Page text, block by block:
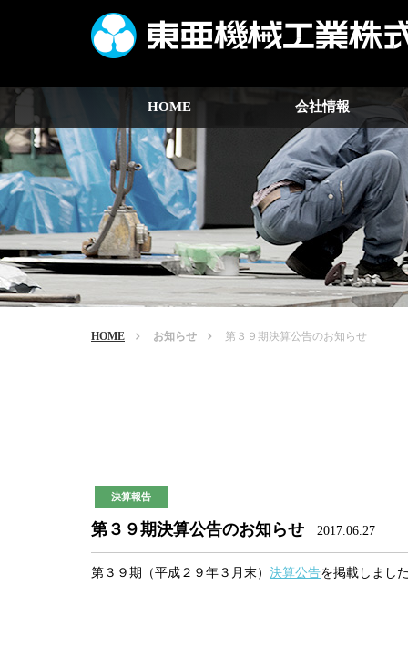
HOME 会社情報
HOME お知らせ 第３９期決算公告のお知らせ
決算報告
第３９期決算公告のお知らせ 2017.06.27
第３９期（平成２９年３月末） 決算公告を掲載しまし